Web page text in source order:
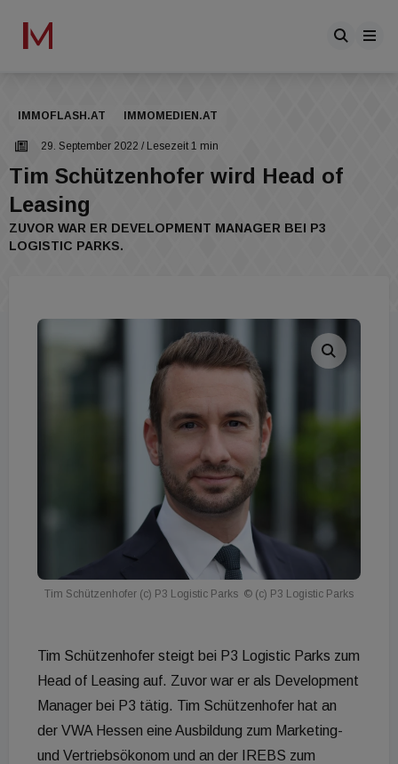
IMMOFLASH.AT IMMOMEDIEN.AT
29. September 2022 / Lesezeit 1 min
Tim Schützenhofer wird Head of
Leasing
ZUVOR WAR ER DEVELOPMENT MANAGER BEI P3
LOGISTIC PARKS.
Tim Schützenhofer (c) P3 Logistic Parks © (c) P3 Logistic Parks
Tim Schützenhofer steigt bei P3 Logistic Parks zum
Head of Leasing auf. Zuvor war er als Development
Manager bei P3 tätig. Tim Schützenhofer hat an
der VWA Hessen eine Ausbildung zum Marketing-
und Vertriebsökonom und an der IREBS zum